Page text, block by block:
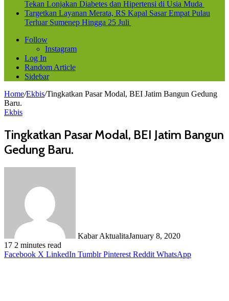
Tekan Lonjakan Diabetes dan Hipertensi di Usia Muda
Targetkan Layanan Merata, RS Kapal Sasar Empat Pulau
Terluar Sumenep Hingga 25 Juli
Follow
Instagram
Log In
Random Article
Sidebar
Home/Ekbis/Tingkatkan Pasar Modal, BEI Jatim Bangun Gedung
Baru.
Ekbis
Tingkatkan Pasar Modal, BEI Jatim Bangun
Gedung Baru.
Kabar AktualitaJanuary 8, 2020
17 2 minutes read
Facebook X LinkedIn Tumblr Pinterest Reddit WhatsApp